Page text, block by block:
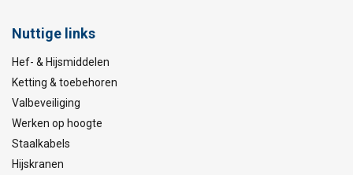
Nuttige links
Hef- & Hijsmiddelen
Ketting & toebehoren
Valbeveiliging
Werken op hoogte
Staalkabels
Hijskranen